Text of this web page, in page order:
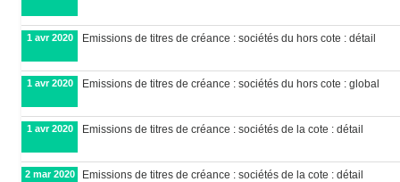
1 avr 2020 Emissions de titres de créance : sociétés du hors cote : détail
1 avr 2020 Emissions de titres de créance : sociétés du hors cote : global
1 avr 2020 Emissions de titres de créance : sociétés de la cote : détail
2 mar 2020 Emissions de titres de créance : sociétés de la cote : détail